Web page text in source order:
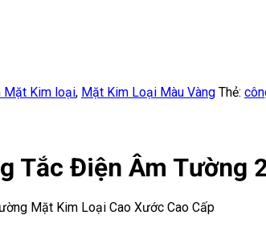
Mặt Kim loại, Mặt Kim Loại Màu Vàng Thẻ:
Tắc Điện Âm Tường